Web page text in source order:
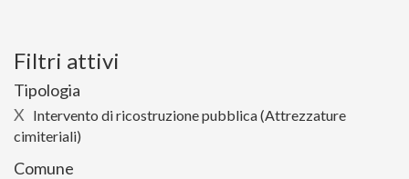
Filtri attivi
Tipologia
X Intervento di ricostruzione pubblica (Attrezzature
cimiteriali)
Comune